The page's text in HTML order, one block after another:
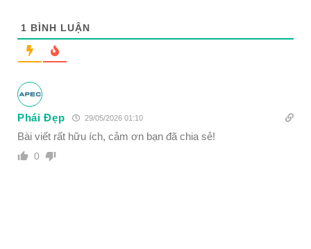
1 BÌNH LUẬN
Phái Đẹp 29/05/2026 01:10
Bài viết rất hữu ích, cảm ơn bạn đã chia sẻ!
0